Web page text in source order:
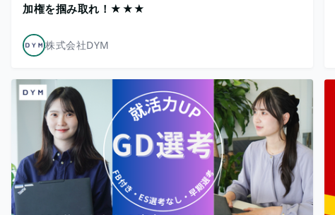
加権を掴み取れ！★★★
株式会社DYM